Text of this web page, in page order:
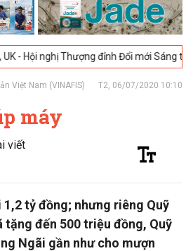
đỉnh Đổi mới Sáng tạo trong
Việt Nam (VINAFIS) T2, 06/07/2020 10:10
máy
viết
tỷ đồng; nhưng riêng Quỹ
tặng đến 500 triệu đồng, Quỹ
Ngãi gần như cho mượn